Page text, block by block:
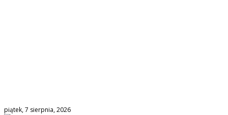
piątek, 7 sierpnia, 2026